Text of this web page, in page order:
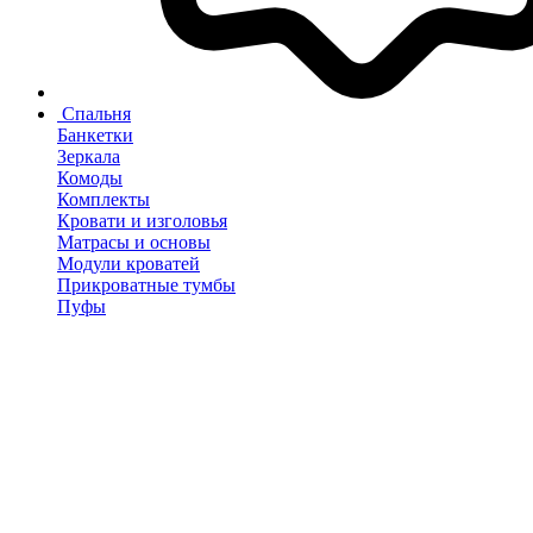
Спальня
Банкетки
Зеркала
Комоды
Комплекты
Кровати и изголовья
Матрасы и основы
Модули кроватей
Прикроватные тумбы
Пуфы